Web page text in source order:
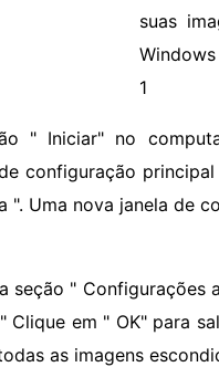
suas
1
" Iniciar" no
configuração
". Uma nova janela de
seção " Configurações
Clique em " OK" para
as imagens